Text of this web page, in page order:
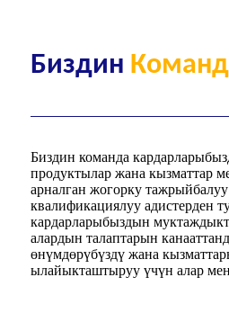
Биздин
Биздин команда
продуктылар жана кызматтар
арналган жогорку
квалификациялуу адистерден
кардарларыбыздын
алардын талаптарын
өнүмдөрүбүздү жана
ылайыкташтыруу үчүн алар